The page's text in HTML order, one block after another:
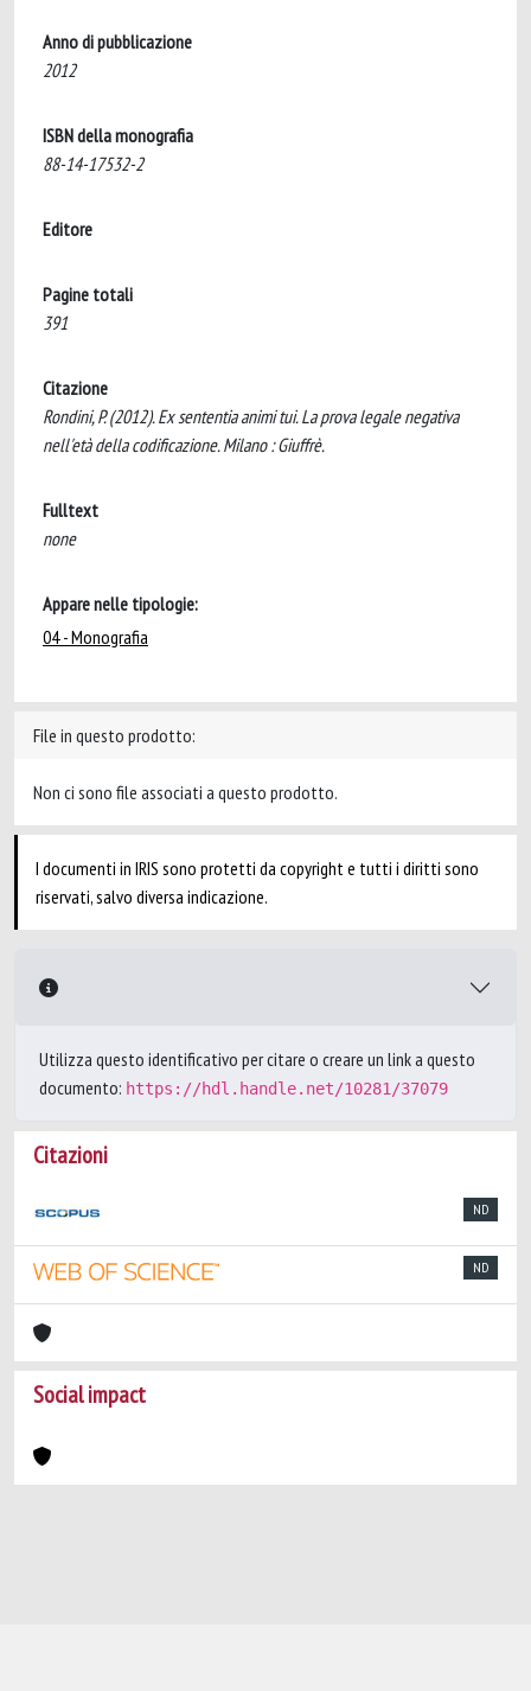
Anno di pubblicazione
2012
ISBN della monografia
88-14-17532-2
Editore
Pagine totali
391
Citazione
Rondini, P. (2012). Ex sententia animi tui. La prova legale negativa
nell'età della codificazione. Milano : Giuffrè.
Fulltext
none
Appare nelle tipologie:
04 - Monografia
File in questo prodotto:
Non ci sono file associati a questo prodotto.
I documenti in IRIS sono protetti da copyright e tutti i diritti sono
riservati, salvo diversa indicazione.
Utilizza questo identificativo per citare o creare un link a questo
documento: https://hdl.handle.net/10281/37079
Citazioni
ND
ND
Social impact